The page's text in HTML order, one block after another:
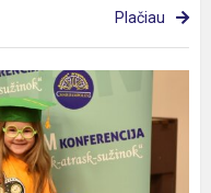
Plačiau